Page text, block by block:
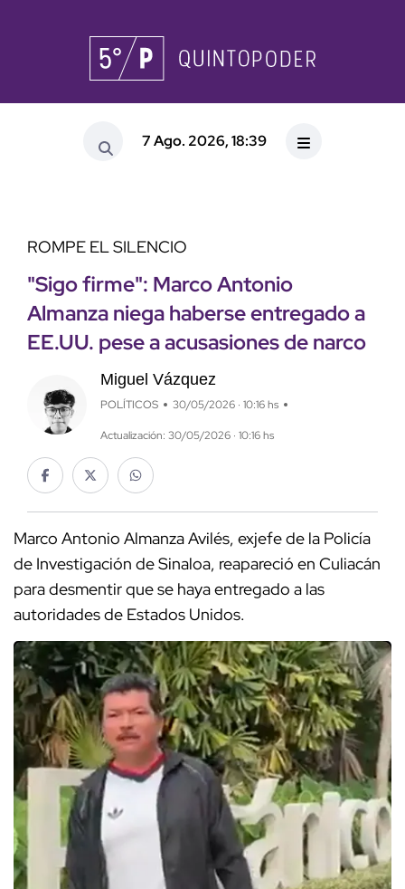
7 Ago. 2026, 18:39
ROMPE EL SILENCIO
"Sigo firme": Marco Antonio
Almanza niega haberse entregado a
EE.UU. pese a acusasiones de narco
Miguel Vázquez
POLÍTICOS 30/05/2026 · 10:16 hs
Actualización: 30/05/2026 · 10:16 hs
Marco Antonio Almanza Avilés, exjefe de la Policía
de Investigación de Sinaloa, reapareció en Culiacán
para desmentir que se haya entregado a las
autoridades de Estados Unidos.